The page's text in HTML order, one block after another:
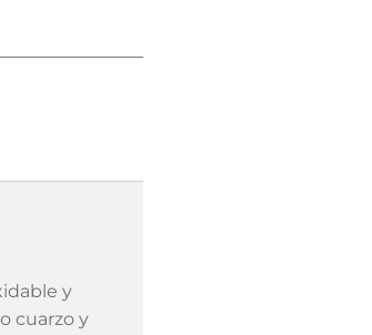
y
cuarzo y